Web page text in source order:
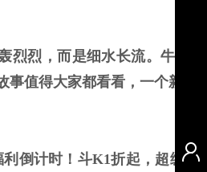
烈烈，而是细水长流。牛市
事值得大家都看看， 一个新兵
倒计时！斗K1折起，超级课